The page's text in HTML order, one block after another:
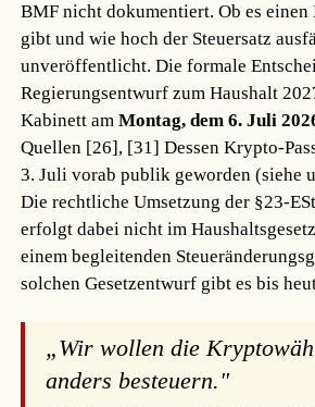
BMF nicht dokumentiert. Ob es einen
gibt und wie hoch der Steuersatz
unveröffentlicht. Die formale
Regierungsentwurf zum Haushalt
Kabinett amMontag, dem 6. Juli
Quellen [26], [31] Dessen Krypto-
3. Juli vorab publik geworden (siehe
Die rechtliche Umsetzung der §23-
erfolgt dabei nicht im
einem begleitenden
solchen Gesetzentwurf gibt es bis
„Wir wollen die
anders besteuern."